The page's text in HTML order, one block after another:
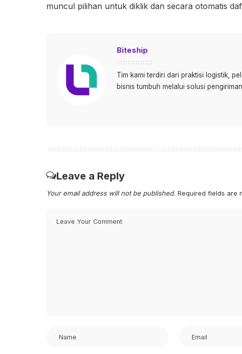
muncul pilihan untuk diklik dan secara otomatis
Biteship
Tim kami terdiri dari praktisi logistik,
bisnis tumbuh melalui solusi
Leave a Reply
Your email address will not be published. Required fields are